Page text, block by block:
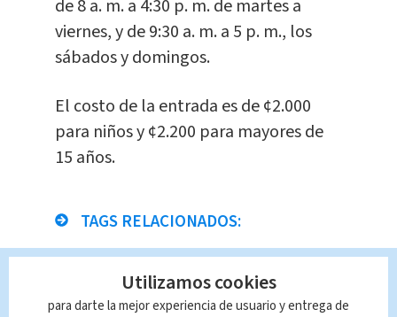
de 8 a. m. a 4:30 p. m. de martes a
viernes, y de 9:30 a. m. a 5 p. m., los
sábados y domingos.
El costo de la entrada es de ¢2.000
para niños y ¢2.200 para mayores de
15 años.
TAGS RELACIONADOS:
Utilizamos cookies
para darte la mejor experiencia de usuario y entrega de